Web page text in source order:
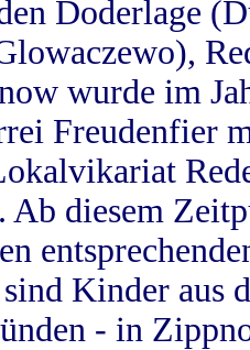
Doderlage
wurde im
Freudenfier
diesem
Kinder aus
- in